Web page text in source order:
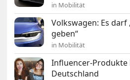
in Mobilität
Volkswagen: Es
geben“
in Mobilität
Influencer-Produkte
Deutschland